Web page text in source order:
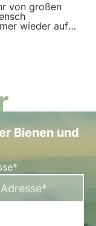
von großen
wieder auf
nicht
Bienen und